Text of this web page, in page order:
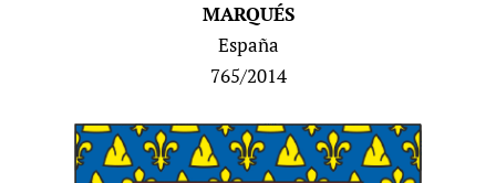
MARQUÉS
España
765/2014